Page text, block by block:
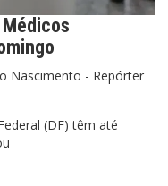
Médicos
Nascimento - Repórter
(DF) têm até